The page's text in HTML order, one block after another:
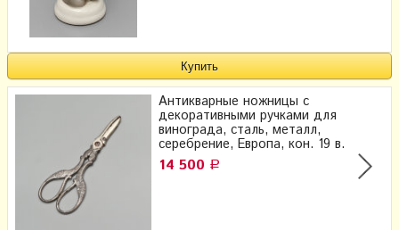
Антикварные ножницы с
декоративными ручками для
винограда, сталь, металл,
серебрение, Европа, кон. 19 в.
14 500 Р